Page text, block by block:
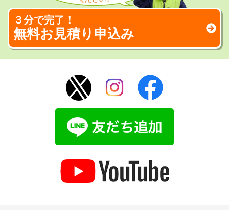
３分で完了！
無料お見積り申込み